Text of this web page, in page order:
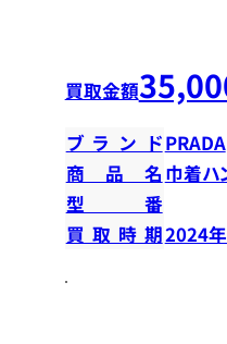
買取金額
ブランドPRADA
商品名 巾着ハ
型番
買取時期2024